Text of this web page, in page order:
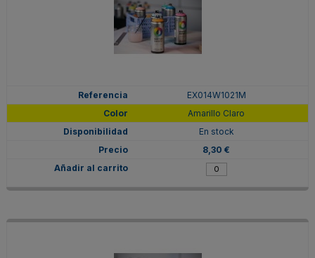
EX014W1021M
Amarillo Claro
En stock
8,30 €